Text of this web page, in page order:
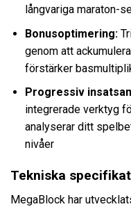
långvariga maraton-
Bonusoptimering:
genom att
förstärker
Progressiv
integrerade verktyg
analyserar ditt
nivåer
Tekniska
MegaBlock har